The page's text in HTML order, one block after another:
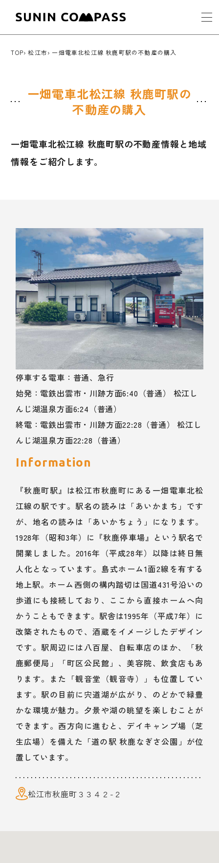
TOP 松江市 一畑電車北松江線 秋鹿町駅の不動産の購入
一畑電車北松江線 秋鹿町駅の
不動産の購入
一畑電車北松江線 秋鹿町駅の不動産情報と地域
情報をご紹介します。
停車する電車：普通、急行
始発：電鉄出雲市・川跡方面6:40（普通） 松江し
んじ湖温泉方面6:24（普通）
終電：電鉄出雲市・川跡方面22:28（普通） 松江し
んじ湖温泉方面22:28（普通）
Information
『秋鹿町駅』は松江市秋鹿町にある一畑電車北松
江線の駅です。駅名の読みは「あいかまち」です
が、地名の読みは「あいかちょう」になります。
1928年（昭和3年）に『秋鹿停車場』という駅名で
開業しました。2016年（平成28年）以降は終日無
人化となっています。島式ホーム1面2線を有する
地上駅。ホーム西側の構内踏切は国道431号沿いの
歩道にも接続しており、ここから直接ホームへ向
かうこともできます。駅舎は1995年（平成7年）に
改築されたもので、酒蔵をイメージしたデザイン
です。駅周辺には八百屋、自転車店のほか、「秋
鹿郵便局」「町区公民館」、美容院、飲食店もあ
ります。また「観音堂（観音寺）」も位置してい
ます。駅の目前に宍道湖が広がり、のどかで緑豊
かな環境が魅力。夕景や湖の眺望を楽しむことが
できます。西方向に進むと、デイキャンプ場（芝
生広場）を備えた「道の駅 秋鹿なぎさ公園」が位
置しています。
松江市秋鹿町３３４２-２